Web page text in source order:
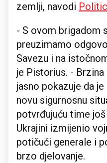
zemlji, navodi
- S ovom brigadom
preuzimamo
Savezu i na
je Pistorius. -
jasno pokazuje da
novu sigurnosnu
potvrđujuću time
Ukrajini izmijenio
potičući generale i
brzo djelovanje.